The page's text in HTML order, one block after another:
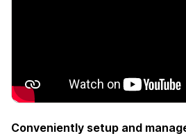
Conveniently setup and